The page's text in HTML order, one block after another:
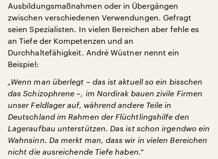
Ausbildungsmaßnahmen oder in Übergängen
zwischen verschiedenen Verwendungen. Gefragt
seien Spezialisten. In vielen Bereichen aber fehle es
an Tiefe der Kompetenzen und an
Durchhaltefähigkeit. André Wüstner nennt ein
Beispiel:
„Wenn man überlegt – das ist aktuell so ein bisschen
das Schizophrene –, im Nordirak bauen zivile Firmen
unser Feldlager auf, während andere Teile in
Deutschland im Rahmen der Flüchtlingshilfe den
Lageraufbau unterstützen. Das ist schon irgendwo ein
Wahnsinn. Da merkt man, dass wir in vielen Bereichen
nicht die ausreichende Tiefe haben.“